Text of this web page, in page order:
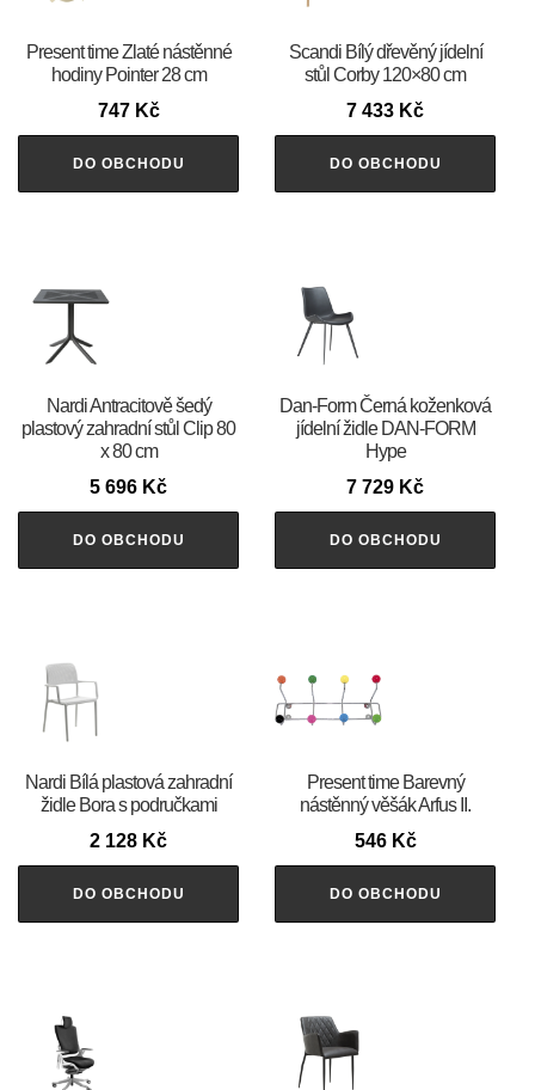
Present time Zlaté nástěnné
hodiny Pointer 28 cm
747 Kč
DO OBCHODU
Scandi Bílý dřevěný jídelní
stůl Corby 120×80 cm
7 433 Kč
DO OBCHODU
Nardi Antracitově šedý
plastový zahradní stůl Clip 80
x 80 cm
5 696 Kč
DO OBCHODU
​​​​​Dan-Form Černá koženková
jídelní židle DAN-FORM
Hype
7 729 Kč
DO OBCHODU
Nardi Bílá plastová zahradní
židle Bora s područkami
2 128 Kč
DO OBCHODU
Present time Barevný
nástěnný věšák Arfus II.
546 Kč
DO OBCHODU